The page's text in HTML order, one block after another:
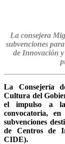
La consejera
subvenciones
de Innovación
La Consejería
Cultura del
el impulso a
convocatoria,
subvenciones
de Centros de
CIDE).